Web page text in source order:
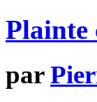
Plainte
par